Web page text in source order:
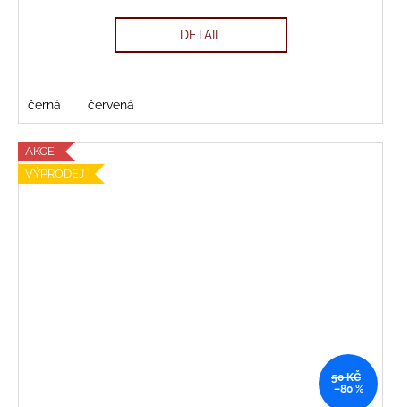
DETAIL
černá červená
AKCE
VÝPRODEJ
50 KČ
–80 %